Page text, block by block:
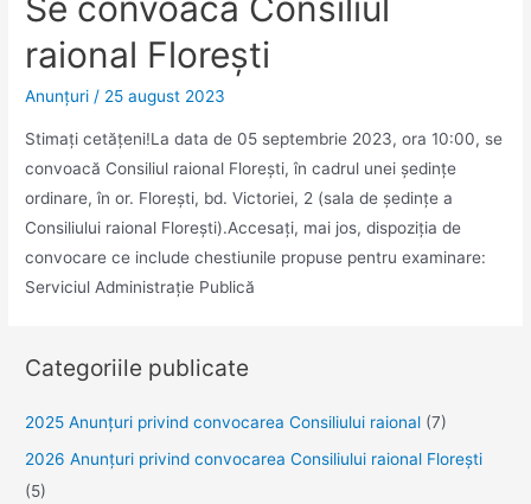
Se convoacă Consiliul
raional Florești
Anunţuri / 25 august 2023
Stimaţi cetăţeni!La data de 05 septembrie 2023, ora 10:00, se
convoacă Consiliul raional Floreşti, în cadrul unei şedinţe
ordinare, în or. Floreşti, bd. Victoriei, 2 (sala de ședințe a
Consiliului raional Florești).Accesaţi, mai jos, dispoziția de
convocare ce include chestiunile propuse pentru examinare:
Serviciul Administrație Publică
Categoriile publicate
2025 Anunţuri privind convocarea Consiliului raional (7)
2026 Anunțuri privind convocarea Consiliului raional Florești
(5)